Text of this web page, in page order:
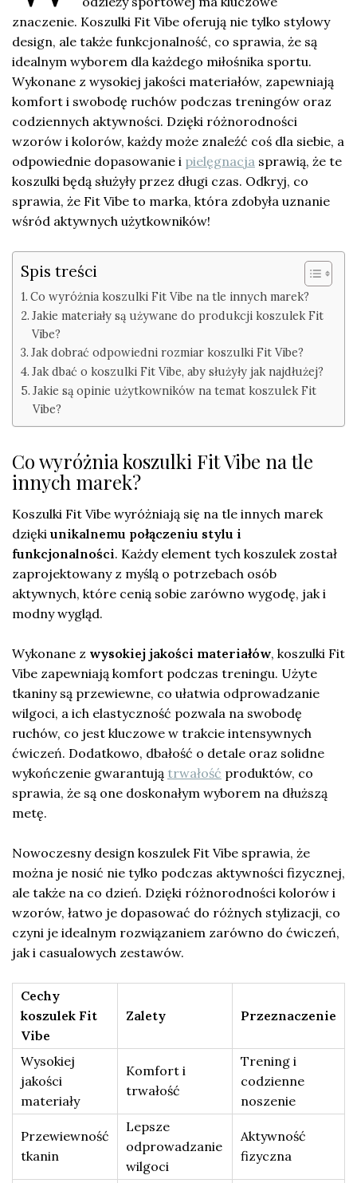
znaczenie. Koszulki Fit Vibe oferują nie tylko stylowy
design, ale także funkcjonalność, co sprawia, że są
idealnym wyborem dla każdego miłośnika sportu.
Wykonane z wysokiej jakości materiałów, zapewniają
komfort i swobodę ruchów podczas treningów oraz
codziennych aktywności. Dzięki różnorodności
wzorów i kolorów, każdy może znaleźć coś dla siebie, a
odpowiednie dopasowanie i pielęgnacja sprawią, że te
koszulki będą służyły przez długi czas. Odkryj, co
sprawia, że Fit Vibe to marka, która zdobyła uznanie
wśród aktywnych użytkowników!
Spis treści
Co wyróżnia koszulki Fit Vibe na tle innych marek?
Jakie materiały są używane do produkcji koszulek Fit
Vibe?
Jak dobrać odpowiedni rozmiar koszulki Fit Vibe?
Jak dbać o koszulki Fit Vibe, aby służyły jak najdłużej?
Jakie są opinie użytkowników na temat koszulek Fit
Vibe?
Co wyróżnia koszulki Fit Vibe na tle
innych marek?
Koszulki Fit Vibe wyróżniają się na tle innych marek
dzięki unikalnemu połączeniu stylu i
funkcjonalności. Każdy element tych koszulek został
zaprojektowany z myślą o potrzebach osób
aktywnych, które cenią sobie zarówno wygodę, jak i
modny wygląd.
Wykonane z wysokiej jakości materiałów, koszulki Fit
Vibe zapewniają komfort podczas treningu. Użyte
tkaniny są przewiewne, co ułatwia odprowadzanie
wilgoci, a ich elastyczność pozwala na swobodę
ruchów, co jest kluczowe w trakcie intensywnych
ćwiczeń. Dodatkowo, dbałość o detale oraz solidne
wykończenie gwarantują trwałość produktów, co
sprawia, że są one doskonałym wyborem na dłuższą
metę.
Nowoczesny design koszulek Fit Vibe sprawia, że
można je nosić nie tylko podczas aktywności fizycznej,
ale także na co dzień. Dzięki różnorodności kolorów i
wzorów, łatwo je dopasować do różnych stylizacji, co
czyni je idealnym rozwiązaniem zarówno do ćwiczeń,
jak i casualowych zestawów.
Cechy
koszulek Fit
Vibe
Zalety Przeznaczenie
Wysokiej
jakości
materiały
Komfort i
trwałość
Trening i
codzienne
noszenie
Przewiewność
tkanin
Lepsze
odprowadzanie
wilgoci
Aktywność
fizyczna